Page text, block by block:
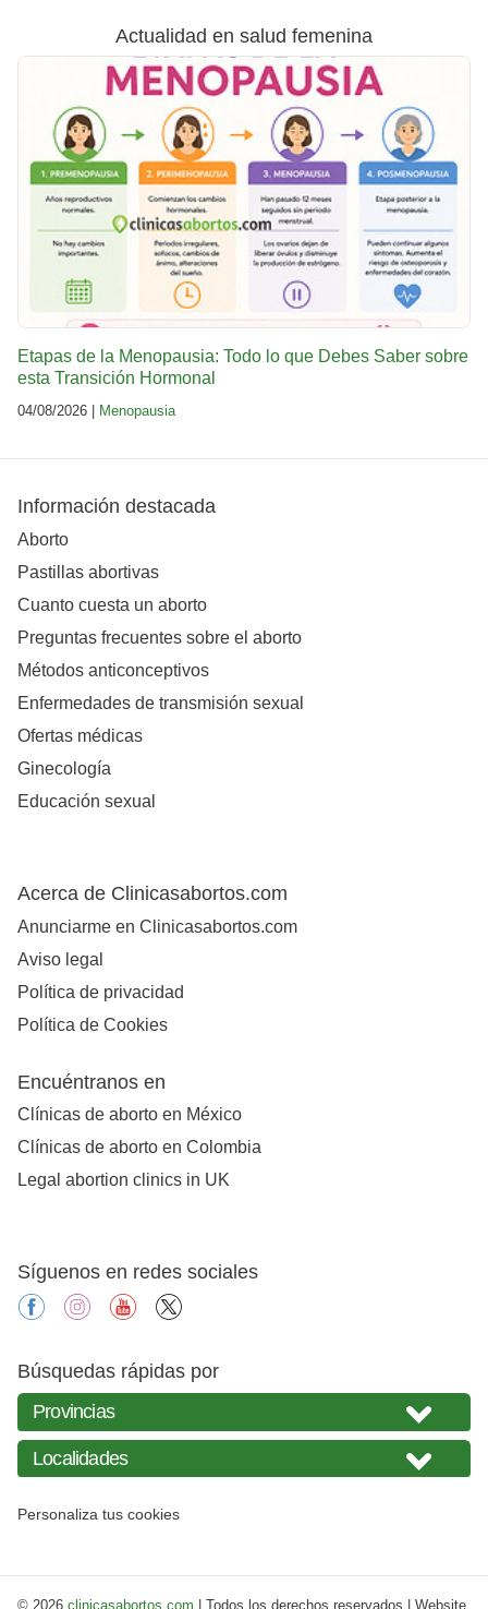
Actualidad en salud femenina
Etapas de la Menopausia: Todo lo que Debes Saber sobre
esta Transición Hormonal
04/08/2026 | Menopausia
Información destacada
Aborto
Pastillas abortivas
Cuanto cuesta un aborto
Preguntas frecuentes sobre el aborto
Métodos anticonceptivos
Enfermedades de transmisión sexual
Ofertas médicas
Ginecología
Educación sexual
Acerca de Clinicasabortos.com
Anunciarme en Clinicasabortos.com
Aviso legal
Política de privacidad
Política de Cookies
Encuéntranos en
Clínicas de aborto en México
Clínicas de aborto en Colombia
Legal abortion clinics in UK
Síguenos en redes sociales
facebookinstagramyoutube
Búsquedas rápidas por
Personaliza tus cookies
© 2026 clinicasabortos.com | Todos los derechos reservados | Website